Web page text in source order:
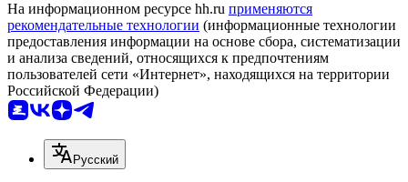
На информационном ресурсе hh.ru применяются
рекомендательные технологии (информационные технологии
предоставления информации на основе сбора, систематизации
и анализа сведений, относящихся к предпочтениям
пользователей сети «Интернет», находящихся на территории
Российской Федерации)
Русский